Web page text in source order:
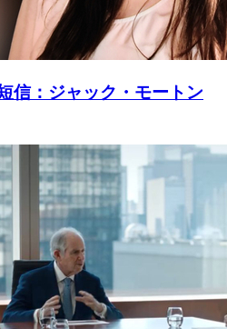
信：ジャック・モートン